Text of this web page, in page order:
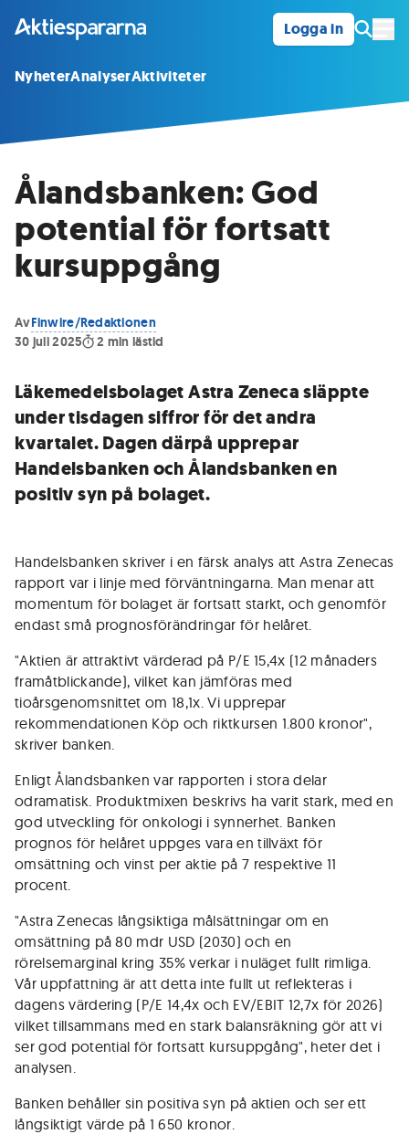
Logga in
NyheterAnalyserAktiviteter
Ålandsbanken: God
potential för fortsatt
kursuppgång
AvFinwire/Redaktionen
30 juli 2025
2 min lästid
Läkemedelsbolaget Astra Zeneca släppte
under tisdagen siffror för det andra
kvartalet. Dagen därpå upprepar
Handelsbanken och Ålandsbanken en
positiv syn på bolaget.
Handelsbanken skriver i en färsk analys att Astra Zenecas
rapport var i linje med förväntningarna. Man menar att
momentum för bolaget är fortsatt starkt, och genomför
endast små prognosförändringar för helåret.
"Aktien är attraktivt värderad på P/E 15,4x (12 månaders
framåtblickande), vilket kan jämföras med
tioårsgenomsnittet om 18,1x. Vi upprepar
rekommendationen Köp och riktkursen 1.800 kronor",
skriver banken.
Enligt Ålandsbanken var rapporten i stora delar
odramatisk. Produktmixen beskrivs ha varit stark, med en
god utveckling för onkologi i synnerhet. Banken
prognos för helåret uppges vara en tillväxt för
omsättning och vinst per aktie på 7 respektive 11
procent.
"Astra Zenecas långsiktiga målsättningar om en
omsättning på 80 mdr USD (2030) och en
rörelsemarginal kring 35% verkar i nuläget fullt rimliga.
Vår uppfattning är att detta inte fullt ut reflekteras i
dagens värdering (P/E 14,4x och EV/EBIT 12,7x för 2026)
vilket tillsammans med en stark balansräkning gör att vi
ser god potential för fortsatt kursuppgång", heter det i
analysen.
Banken behåller sin positiva syn på aktien och ser ett
långsiktigt värde på 1 650 kronor.